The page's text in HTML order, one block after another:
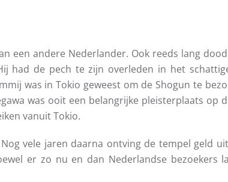
een andere Nederlander. Ook reeds lang
had de pech te zijn overleden in het
was in Tokio geweest om de Shogun te
was ooit een belangrijke pleisterplaats op
vanuit Tokio.
vele jaren daarna ontving de tempel geld
er zo nu en dan Nederlandse bezoekers